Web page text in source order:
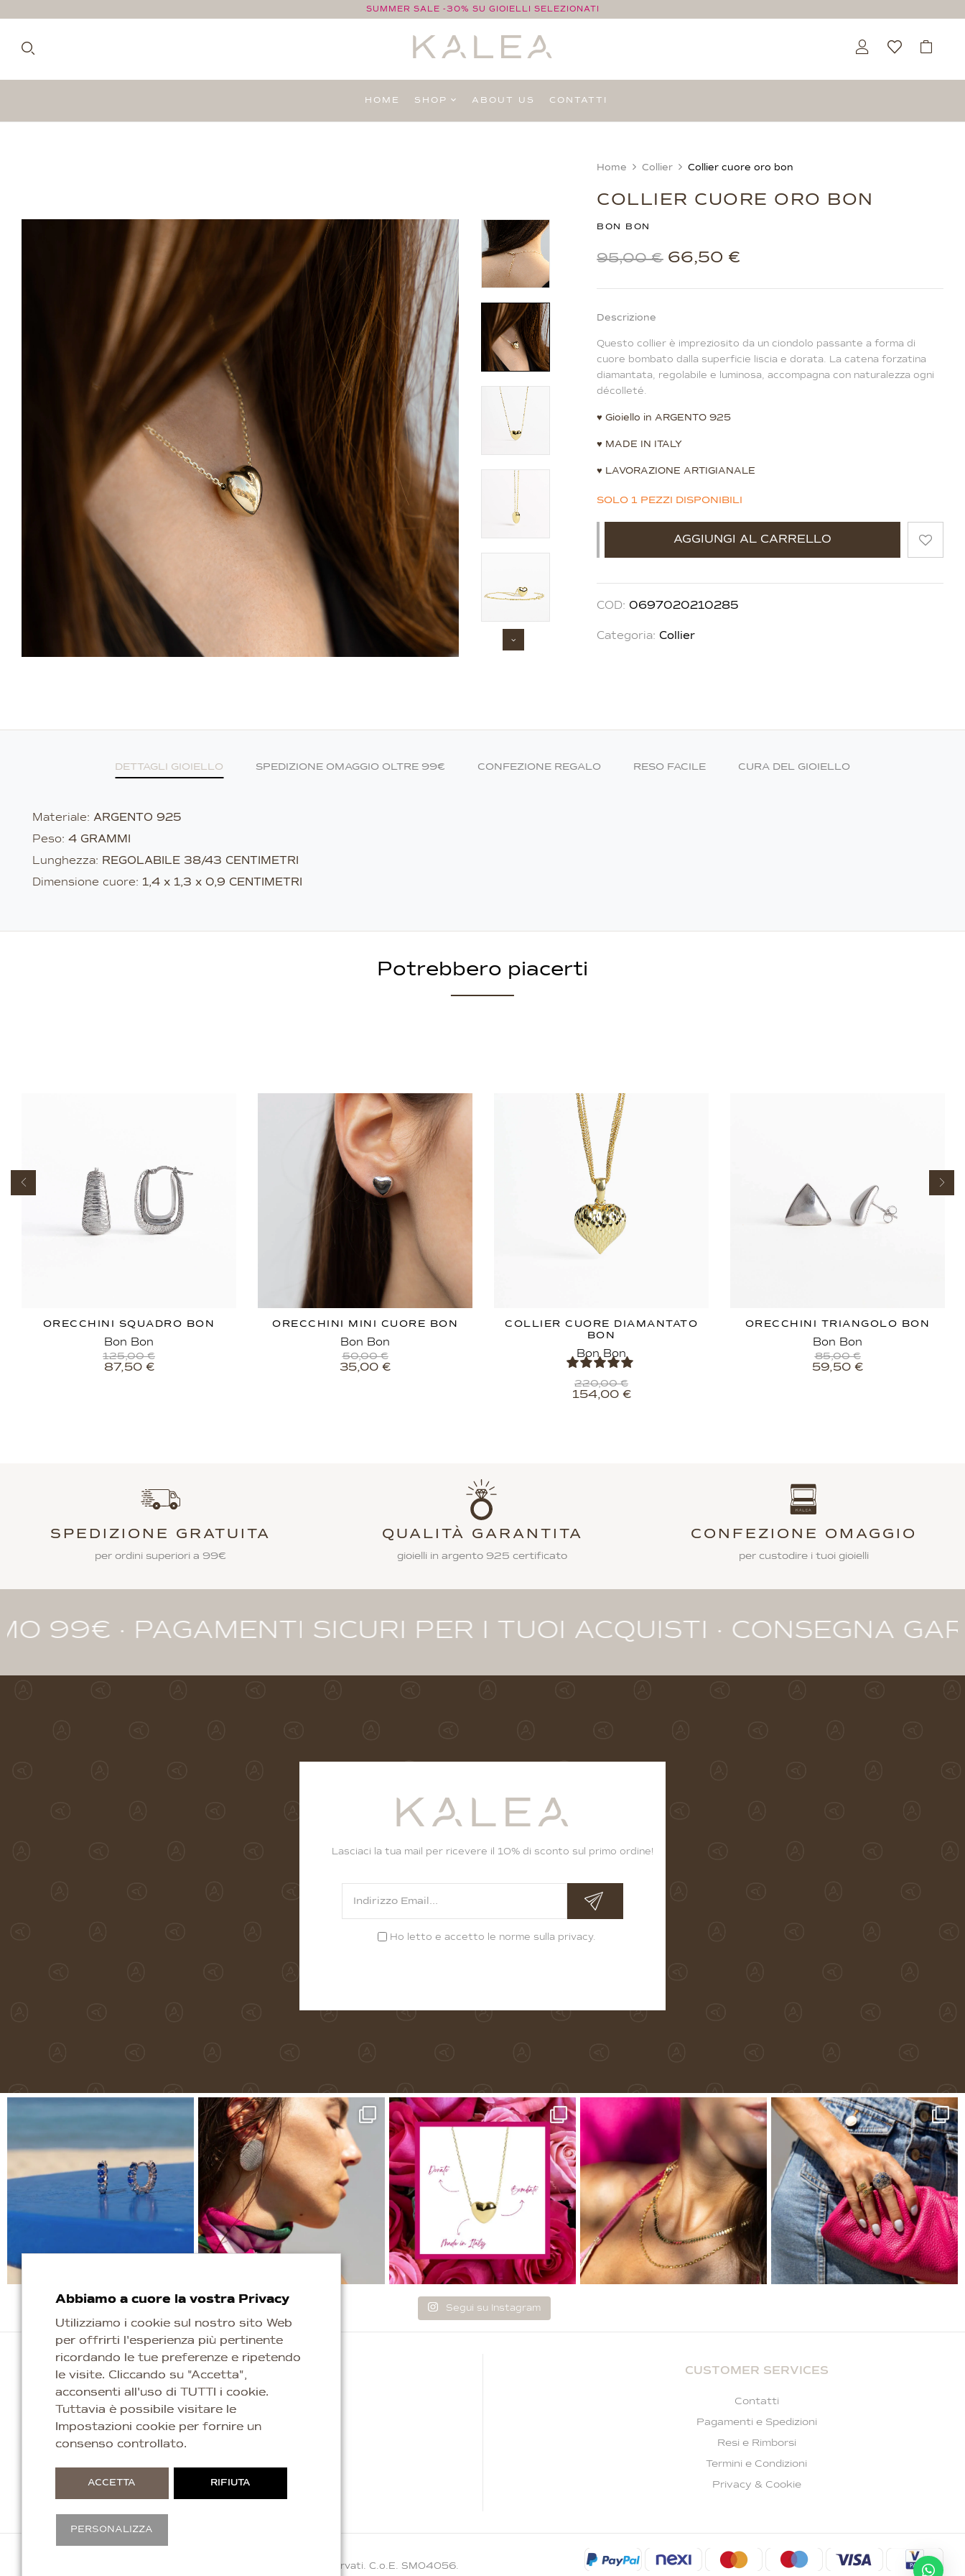
SUMMER SALE -30% SU GIOIELLI SELEZIONATI
HOME SHOP ABOUT US CONTATTI
Home Collier Collier cuore oro bon
COLLIER CUORE ORO BON
BON BON
95,00€ 66,50 €
Descrizione
Questo collier è impreziosito da un ciondolo passante a forma di
cuore bombato dalla superficie liscia e dorata. La catena forzatina
diamantata, regolabile e luminosa, accompagna con naturalezza ogni
décolleté.
♥ Gioiello in ARGENTO 925
♥ MADE IN ITALY
♥ LAVORAZIONE ARTIGIANALE
SOLO 1 PEZZI DISPONIBILI
AGGIUNGI AL CARRELLO
COD: 0697020210285
Categoria: Collier
DETTAGLI GIOIELLO SPEDIZIONE OMAGGIO OLTRE 99€ CONFEZIONE REGALO RESO FACILE CURA DEL GIOIELLO
Materiale: ARGENTO 925
Peso: 4 GRAMMI
Lunghezza: REGOLABILE 38/43 CENTIMETRI
Dimensione cuore: 1,4 x 1,3 x 0,9 CENTIMETRI
Potrebbero piacerti
ORECCHINI SQUADRO BON
Bon Bon
125,00€
87,50 €
ORECCHINI MINI CUORE BON
Bon Bon
50,00€
35,00 €
COLLIER CUORE DIAMANTATO
BON
Bon Bon
220,00€
154,00 €
ORECCHINI TRIANGOLO BON
Bon Bon
85,00€
59,50 €
SPEDIZIONE GRATUITA
per ordini superiori a 99€
QUALITÀ GARANTITA
gioielli in argento 925 certificato
CONFEZIONE OMAGGIO
per custodire i tuoi gioielli
SICURI PER I TUOI ACQUISTI · CONSEGNA
Lasciaci la tua mail per ricevere il 10% di sconto sul primo ordine!
Ho letto e accetto le norme sulla privacy.
Segui su Instagram
Repubblica di San Marino
CUSTOMER SERVICES
Contatti
Pagamenti e Spedizioni
Resi e Rimborsi
Termini e Condizioni
Privacy & Cookie
Copyright © 2026 Titan Silver & Gold S.p.a. Tutti i Diritti Riservati. C.o.E. SM04056.
Abbiamo a cuore la vostra Privacy
Utilizziamo i cookie sul nostro sito Web
per offrirti l'esperienza più pertinente
ricordando le tue preferenze e ripetendo
le visite. Cliccando su "Accetta",
acconsenti all'uso di TUTTI i cookie.
Tuttavia è possibile visitare le
Impostazioni cookie per fornire un
consenso controllato.
ACCETTA RIFIUTA
PERSONALIZZA